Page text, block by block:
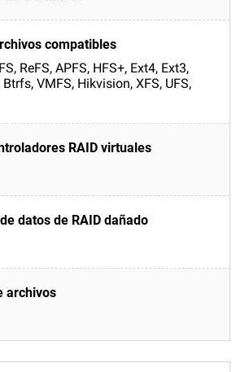
ReFS, APFS, HFS+, Ext4, Ext3,
Btrfs, VMFS, Hikvision, XFS, UFS,